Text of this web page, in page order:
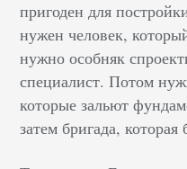
пригоден для
нужен человек,
нужно особняк
специалист. Потом
которые зальют
затем бригада, которая